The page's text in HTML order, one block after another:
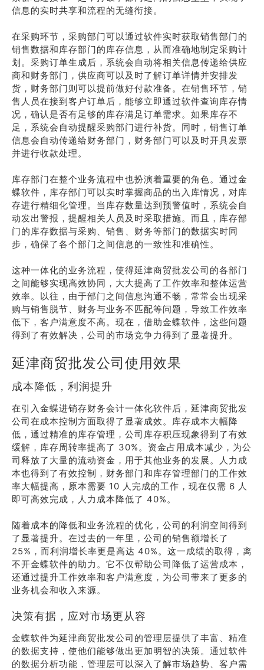
信息的实时共享和流程的无缝衔接。
在采购环节，采购部门可以通过软件实时获取销售部门的
销售数据和库存部门的库存信息，从而准确地制定采购计
划。采购订单生成后，系统会自动将相关信息传递给供应
商和财务部门，供应商可以及时了解订单详情并安排发
货，财务部门则可以提前做好付款准备。在销售环节，销
售人员在接到客户订单后，能够立即通过软件查询库存情
况，确认是否有足够的库存满足订单需求。如果库存不
足，系统会自动提醒采购部门进行补货。同时，销售订单
信息会自动传递给财务部门，财务部门可以及时开具发票
并进行收款处理。
库存部门在整个业务流程中也扮演着重要的角色。通过金
蝶软件，库存部门可以实时掌握商品的出入库情况，对库
存进行精细化管理。当库存数量达到预警值时，系统会自
动发出警报，提醒相关人员及时采取措施。而且，库存部
门的库存数据与采购、销售、财务等部门的数据实时同
步，确保了各个部门之间信息的一致性和准确性。
这种一体化的业务流程，使得延津商贸批发公司的各部门
之间能够实现高效协同，大大提高了工作效率和整体运营
效率。以往，由于部门之间信息沟通不畅，常常会出现采
购与销售脱节、财务与业务不匹配等问题，导致工作效率
低下，客户满意度不高。现在，借助金蝶软件，这些问题
得到了有效解决，公司的市场竞争力得到了显著提升。
延津商贸批发公司使用效果
成本降低，利润提升
在引入金蝶进销存财务会计一体化软件后，延津商贸批发
公司在成本控制方面取得了显著成效。库存成本大幅降
低，通过精准的库存管理，公司库存积压现象得到了有效
缓解，库存周转率提高了 30%。资金占用成本减少，为公
司释放了大量的流动资金，用于其他业务的发展。人力成
本也得到了有效控制，财务部门和库存管理部门的工作效
率大幅提高，原本需要 10 人完成的工作，现在仅需 6 人
即可高效完成，人力成本降低了 40%。
随着成本的降低和业务流程的优化，公司的利润空间得到
了显著提升。在过去的一年里，公司的销售额增长了
25%，而利润增长率更是高达 40%。这一成绩的取得，离
不开金蝶软件的助力。它不仅帮助公司降低了运营成本，
还通过提升工作效率和客户满意度，为公司带来了更多的
业务机会和收入来源。
决策有据，应对市场更从容
金蝶软件为延津商贸批发公司的管理层提供了丰富、精准
的数据支持，使他们能够做出更加明智的决策。通过软件
的数据分析功能，管理层可以深入了解市场趋势、客户需